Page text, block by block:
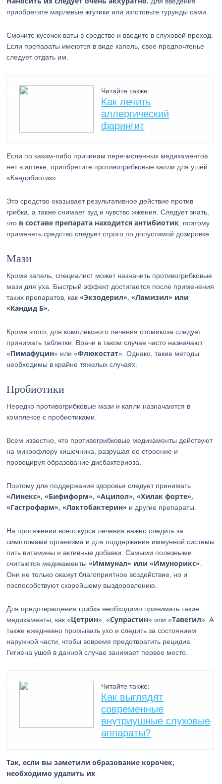
приобретите марлевые жгутики или изготовьте турунды сами.
Смочите кусочек ваты в средстве и введите в слуховой проход.
Если препараты имеются в виде капель, свое предпочтенье
следует отдать им.
Читайте также:
Как лечить
аллергический
фарингит
Если по каким-либо причинам перечисленных медикаментов
нет в аптеке, приобретите противогрибковые капли для ушей
«Кандибиотик».
Это средство оказывает результативное действие против
грибка, а также снимает зуд и чувство жжения. Следует знать,
что в составе препарата находится антибиотик , поэтому
применять средство следует строго по допустимой дозировке.
Мази
Кроме капель, специалист может назначить противогрибковые
мази для уха. Быстрый эффект достигается после применения
таких препаратов, как«Экзодерил», «Ламизил» или
«Кандид Б».
Кроме этого, для комплексного лечения отомикоза следует
принимать таблетки. Врачи в таком случае часто назначают
«Пимафуцин» или «Флюкостат». Однако, такие методы
необходимы в крайне тяжелых случаях.
Пробиотики
Нередко противогрибковые мази и капли назначаются в
комплексе с пробиотиками.
Всем известно, что противогрибковые медикаменты действуют
на микрофлору кишечника, разрушая ее строение и
провоцируя образование дисбактериоза.
Поэтому для поддержания здоровья следует принимать
«Линекс», «Бифиформ», «Аципол», «Хилак форте»,
«Гастрофарм», «Лактобактерин» и другие препараты.
На протяжении всего курса лечения важно следить за
симптомами организма и для поддержания иммунной системы
пить витамины и активные добавки. Самыми полезными
считаются медикаменты«Иммунал» или «Имунорикс»
Они не только окажут благоприятное воздействие, но и
поспособствуют скорейшему выздоровлению.
Для предотвращения грибка необходимо принимать такие
медикаменты, как «Цетрин», «Супрастин» или «Тавегил». А
также ежедневно промывать ухо и следить за состоянием
наружной части, чтобы вовремя предотвратить рецидив.
Гигиена ушей в данной случае занимает первое место.
Читайте также:
Как выглядят
современные
внутриушные слуховые
аппараты?
Так, если вы заметили образование корочек,
необходимо удалить их